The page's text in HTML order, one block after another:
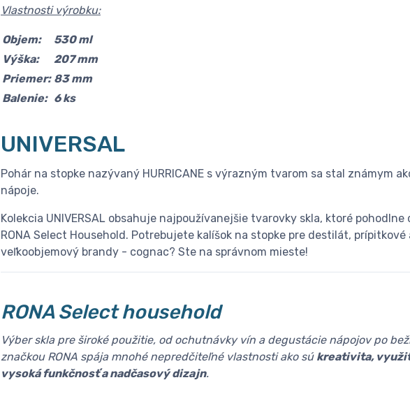
Vlastnosti výrobku:
Objem:
530 ml
Výška:
207 mm
Priemer: 83 mm
Balenie: 6 ks
UNIVERSAL
Pohár na stopke nazývaný HURRICANE s výrazným tvarom sa stal známym
nápoje.
Kolekcia UNIVERSAL obsahuje najpoužívanejšie tvarovky skla, ktoré
RONA Select Household. Potrebujete kalíšok na stopke pre destilát,
veľkoobjemový brandy - cognac? Ste na správnom mieste!
RONA Select household
Výber skla pre široké použitie, od ochutnávky vín a degustácie nápojov po
značkou RONA spája mnohé nepredčiteľné vlastnosti ako sú kreativita,
vysoká funkčnosť a nadčasový dizajn.